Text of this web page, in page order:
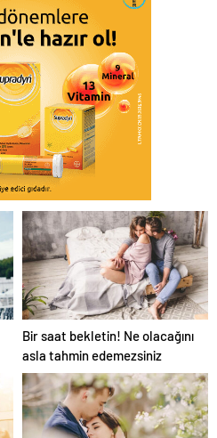
Bir saat bekletin! Ne olacağını
asla tahmin edemezsiniz